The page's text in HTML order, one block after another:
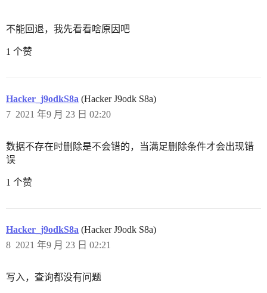
不能回退，我先看看啥原因吧
1 个赞
Hacker_j9odkS8a (Hacker J9odk S8a)
2021 年9 月 23 日 02:20
7
数据不存在时删除是不会错的，当满足删除条件才会出现错
误
1 个赞
Hacker_j9odkS8a (Hacker J9odk S8a)
2021 年9 月 23 日 02:21
8
写入，查询都没有问题